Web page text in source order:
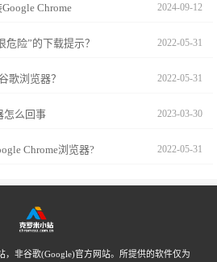
Chrome 2024-09-12
危险”的下载提示？ 2022-05-31
歌浏览器？ 2022-05-31
怎么回事 2023-03-30
Chrome浏览器? 2022-05-31
，非谷歌(Google)官方网站。所提供的软件仅为